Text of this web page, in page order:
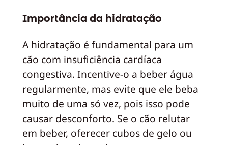
Importância da hidratação
A hidratação é fundamental para um
cão com insuficiência cardíaca
congestiva. Incentive-o a beber água
regularmente, mas evite que ele beba
muito de uma só vez, pois isso pode
causar desconforto. Se o cão relutar
em beber, oferecer cubos de gelo ou